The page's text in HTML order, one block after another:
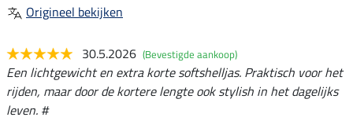
Origineel bekijken
30.5.2026 (Bevestigde aankoop)
Een lichtgewicht en extra korte softshelljas. Praktisch voor het
rijden, maar door de kortere lengte ook stylish in het dagelijks
leven. #